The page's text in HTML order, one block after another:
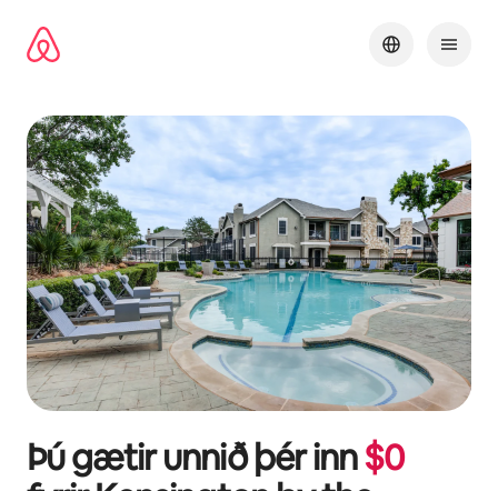
beint
Þú gætir unnið þér inn$0